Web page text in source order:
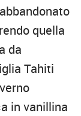
quella
da
Tahiti
in vanillina